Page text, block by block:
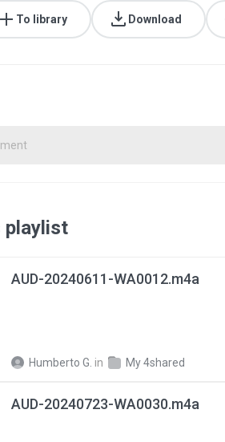
To library Download
playlist
AUD-20240611-WA0012.m4a
Humberto G. in My 4shared
AUD-20240723-WA0030.m4a